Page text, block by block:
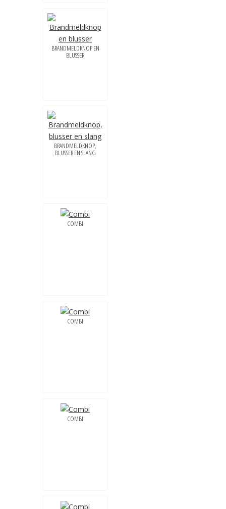
BRANDMELDKNOP EN
BLUSSER
BRANDMELDKNOP,
BLUSSER EN SLANG
COMBI
COMBI
COMBI